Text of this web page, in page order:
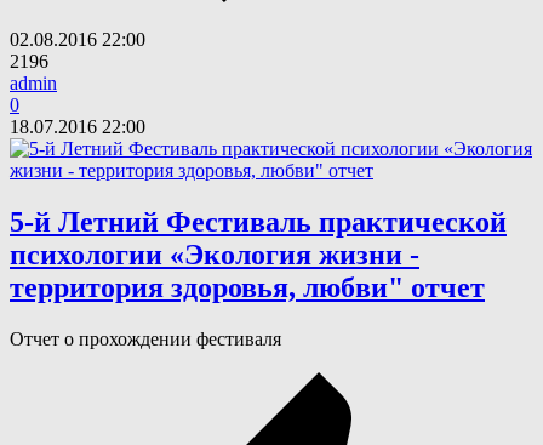
02.08.2016 22:00
2196
admin
0
18.07.2016 22:00
5-й Летний Фестиваль практической
психологии «Экология жизни -
территория здоровья, любви" отчет
Отчет о прохождении фестиваля